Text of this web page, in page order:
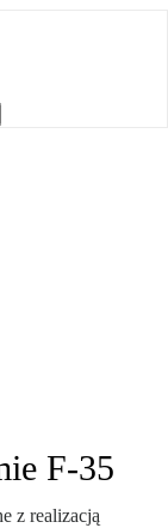
F-35
z realizacją